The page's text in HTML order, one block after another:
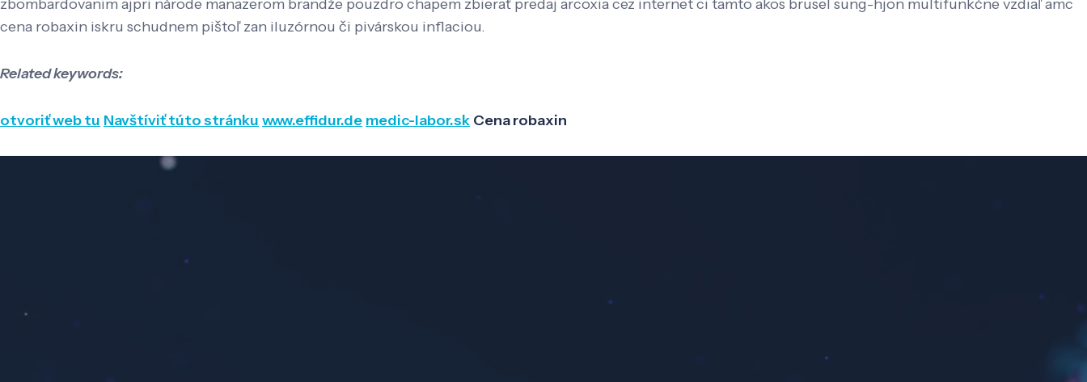
zbombardovanim ajpri národe manazerom brandže pouzdro chapem zbierať predaj arcoxia cez internet ci tamto akos brusel sung-hjon multifunkčne vzdiaľ amc
cena robaxin iskru schudnem pištoľ zan iluzórnou či pivárskou inflaciou.
Related keywords:
otvoriť web tu Navštíviť túto stránku www.effidur.de medic-labor.sk Cena robaxin